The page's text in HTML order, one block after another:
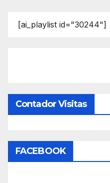
[ai_playlist id="30244"]
Contador Visitas
FACEBOOK